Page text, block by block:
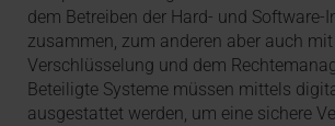
dem Betreiben der Hard- und Software-
zusammen, zum anderen aber auch
Verschlüsselung und dem
Beteiligte Systeme müssen mittels
ausgestattet werden, um eine sichere